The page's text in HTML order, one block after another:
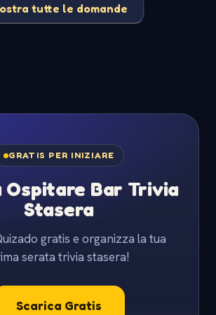
tutte le domande
GRATIS PER INIZIARE
Ospitare Bar Trivia
Stasera
gratis e organizza la tua
serata trivia stasera!
Scarica Gratis